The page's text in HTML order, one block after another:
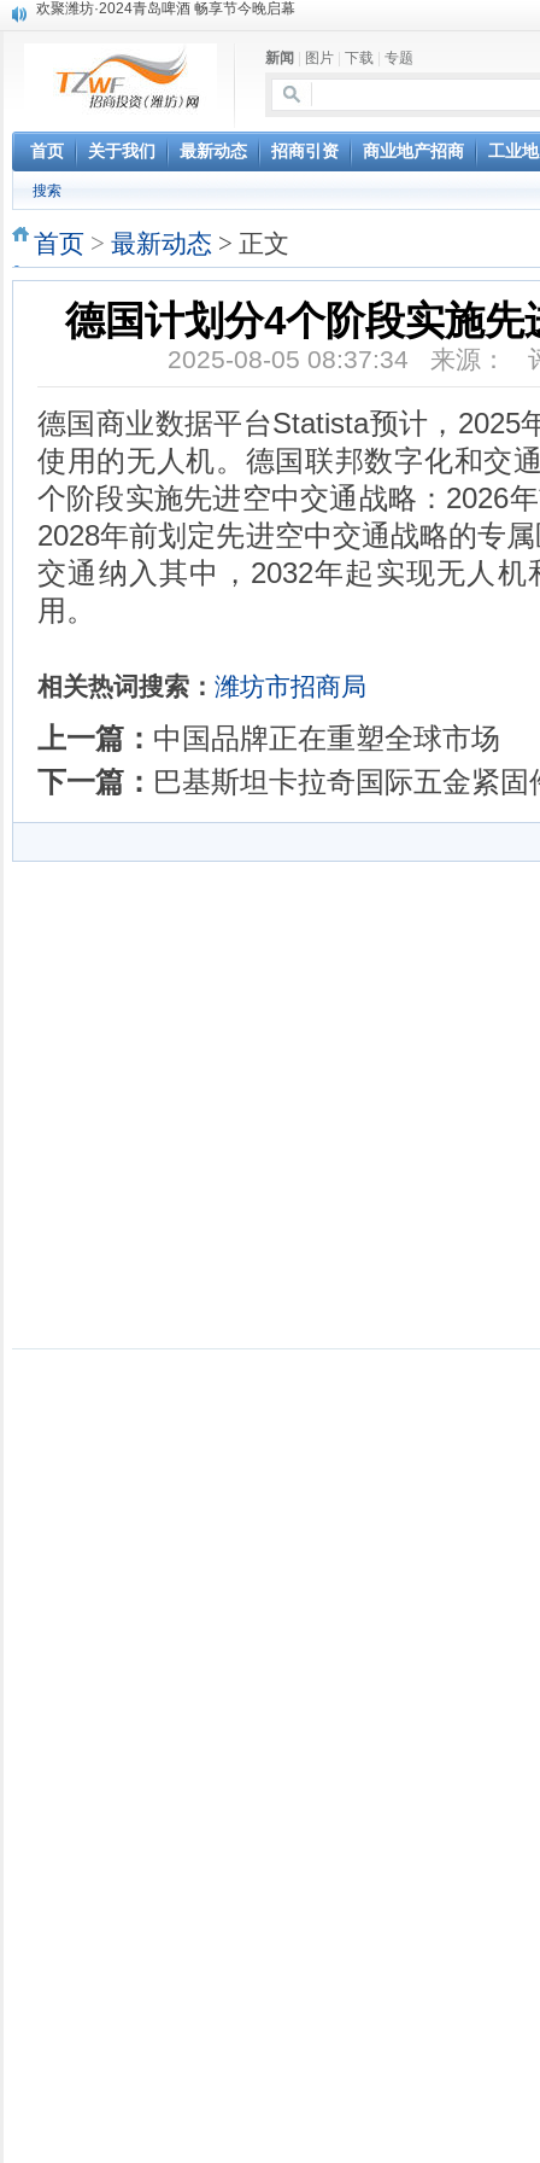
第三届全球数字贸易博览会在浙江杭州开幕
潍坊招商局讯：2024中日韩产业合作发展论坛开幕
昌乐大项目“拔节生长”赋能高质量发展
格润麦尔高端淀粉预混料智能制造项目顺利通过验收
潍坊招商局转：潍坊的冬日“秋景”
潍坊招商局转：潍坊历史名人--燕肃
香港上市公司投资信息
新闻 图片 下载 专题
首页 关于我们 最新动态 招商引资 商业地产招商 工业
搜索
首页 > 最新动态 > 正文
德国计划分4个阶段实施先
2025-08-05 08:37:34 来源：
德国商业数据平台Statista预计，2025
使用的无人机。德国联邦数字化和交
个阶段实施先进空中交通战略：2026
2028年前划定先进空中交通战略的专
交通纳入其中，2032年起实现无人
用。
相关热词搜索： 潍坊市招商局
上一篇： 中国品牌正在重塑全球市场
下一篇： 巴基斯坦卡拉奇国际五金紧固